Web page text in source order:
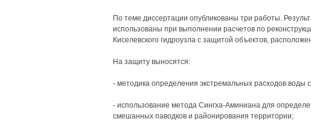
По теме диссертации опубликованы три работы.
использованы при выполнении расчетов по
Киселевского гидроузла с защитой объектов,
На защиту выносятся:
- методика определения экстремальных расходов воды
- использование метода Сингха-Аминиана для
смешанных паводков и районирования территории;